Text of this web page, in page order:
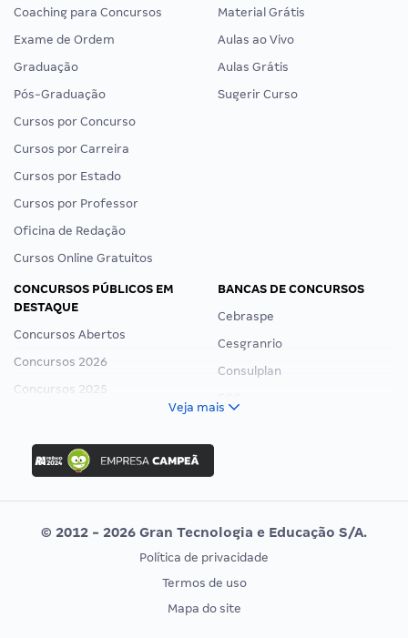
Coaching para Concursos
Exame de Ordem
Graduação
Pós-Graduação
Cursos por Concurso
Cursos por Carreira
Cursos por Estado
Cursos por Professor
Oficina de Redação
Cursos Online Gratuitos
Material Grátis
Aulas ao Vivo
Aulas Grátis
Sugerir Curso
CONCURSOS PÚBLICOS EM
DESTAQUE
Concursos Abertos
Concursos 2026
Concursos 2025
Concurso Ibama
Concurso MPU
Editais publicados
BANCAS DE CONCURSOS
Cebraspe
Cesgranrio
Consulplan
Vunesp
CONCURSOS POR PROFISSÃO
EXAME DE ORDEM
Veja mais
© 2012 - 2026 Gran Tecnologia e Educação S/A.
Política de privacidade
Termos de uso
Mapa do site